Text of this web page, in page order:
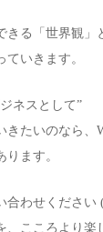
る「世界観」
いきます。
ネスとして”
きたいのなら、
ます。
合わせください
、こころより楽